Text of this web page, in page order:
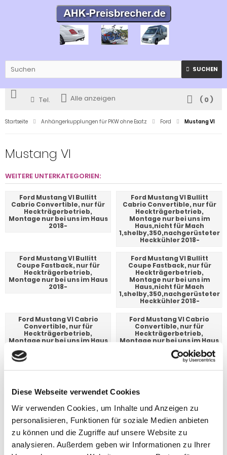
Diese Webseite verwendet Cookies
Wir verwenden Cookies, um Inhalte und Anzeigen zu
personalisieren, Funktionen für soziale Medien anbieten
zu können und die Zugriffe auf unsere Website zu
analysieren. Außerdem geben wir Informationen zu Ihrer
SUCHEN
Tel. Alle anzeigen ( 0)
Startseite Anhängerkupplungen für PKW ohne Esatz Ford Mustang VI
Mustang VI
WEITERE UNTERKATEGORIEN:
Ford Mustang VI Bullitt
Cabrio Convertible, nur für
Heckträgerbetrieb,
Montage nur bei uns im Haus
2018-
Ford Mustang VI Bullitt
Cabrio Convertible, nur für
Heckträgerbetrieb,
Montage nur bei uns im
Haus,nicht für Mach
1,shelby,350,nachgerüsteter
Heckkühler 2018-
Ford Mustang VI Bullitt
Coupe Fastback, nur für
Heckträgerbetrieb,
Montage nur bei uns im Haus
2018-
Ford Mustang VI Bullitt
Coupe Fastback, nur für
Heckträgerbetrieb,
Montage nur bei uns im
Haus,nicht für Mach
1,shelby,350,nachgerüsteter
Heckkühler 2018-
Ford Mustang VI Cabrio
Convertible, nur für
Heckträgerbetrieb,
Montage nur bei uns im Haus
Ford Mustang VI Cabrio
Convertible, nur für
Heckträgerbetrieb,
Montage nur bei uns im Haus
2017-
Convertible, nur für
Montage nur bei uns im
Haus,nicht für Mach
Heckkühler 2015-2017
Convertible, nur für
Montage nur bei uns im
Haus,nicht für Mach
Heckkühler 2017-
Ford Mustang VI Coupe
Fastback, nur für
Heckträgerbetrieb,
Montage nur bei uns im Haus
Fastback, nur für
Heckträgerbetrieb,
Montage nur bei uns im Haus